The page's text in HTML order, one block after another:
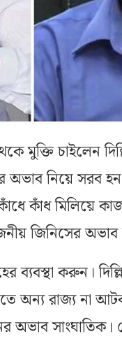
মুক্তি চাইলেন
নিয়ে সরব
কাঁধে কাঁধ মিলিয়ে
জিনিসের অভাব
ব্যবস্থা করুন।
রাজ্য না
অভাব